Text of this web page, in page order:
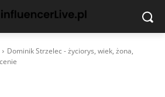
Dominik Strzelec - życiorys, wiek, żona,